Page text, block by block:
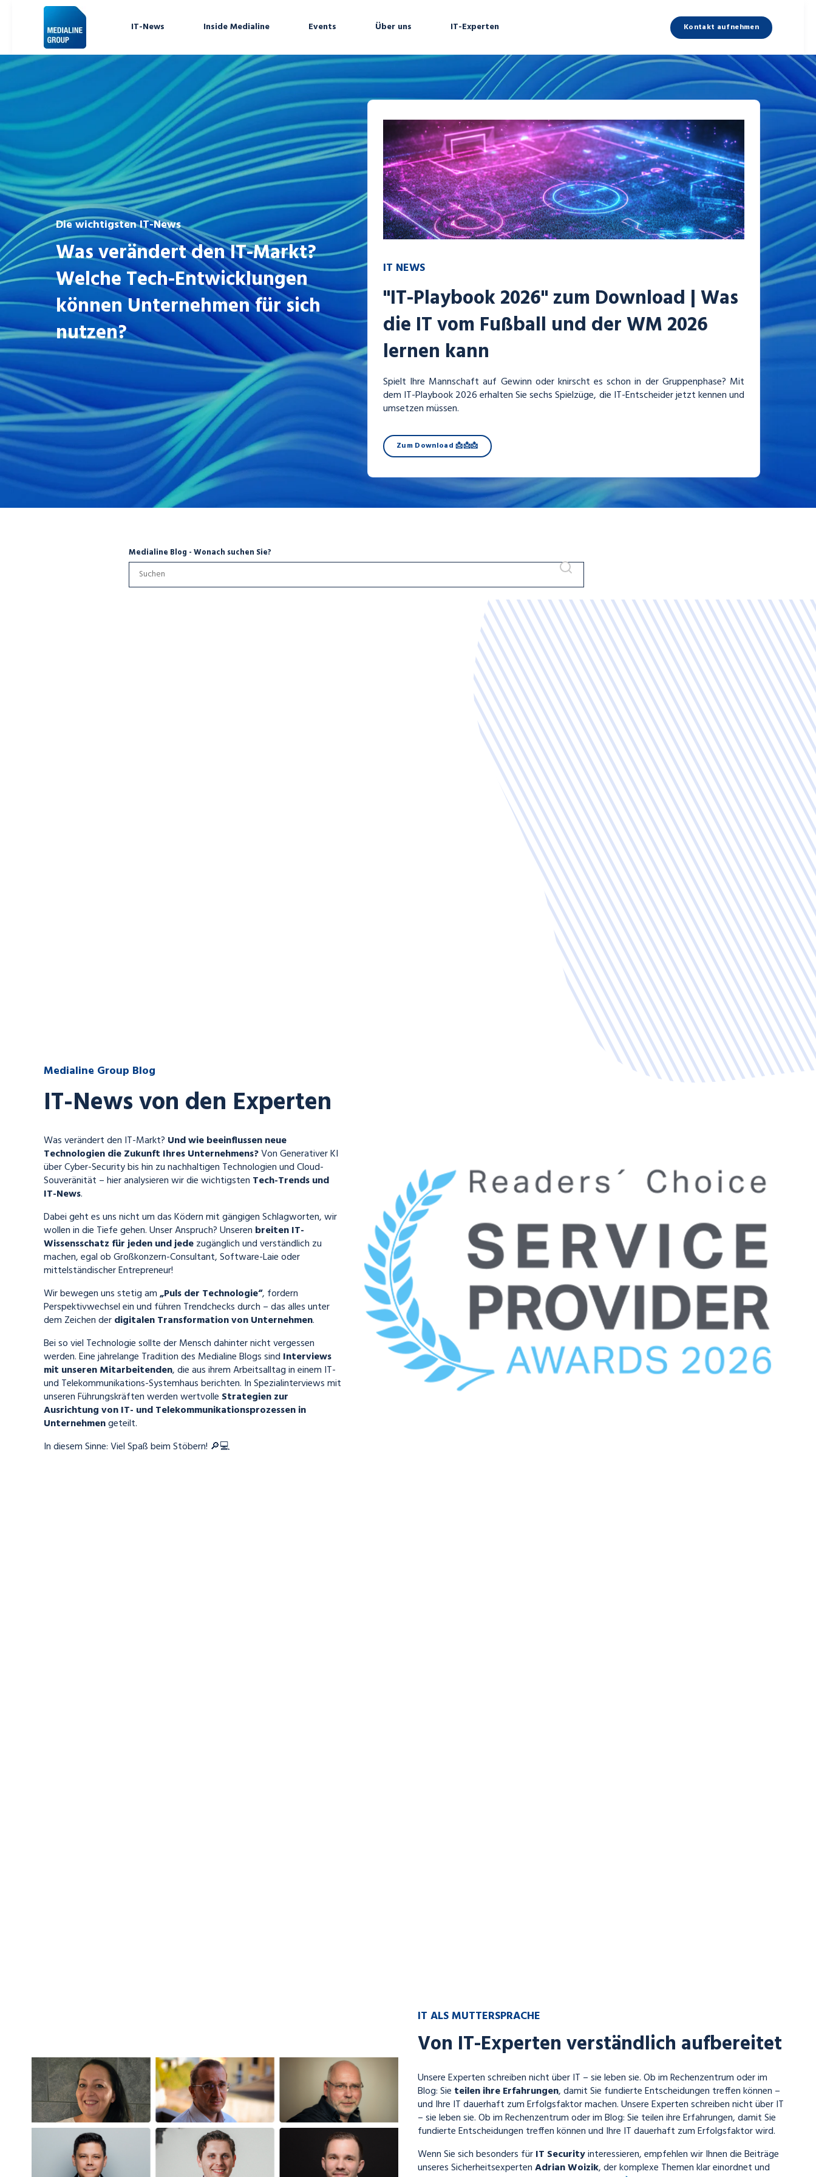
IT-News Inside Medialine Events Über uns IT-Experten Kontakt aufnehmen
Die wichtigsten IT-News
Was verändert den IT-Markt?
Welche Tech-Entwicklungen
können Unternehmen für sich
nutzen?
IT NEWS
"IT-Playbook 2026" zum Download | Was
die IT vom Fußball und der WM 2026
lernen kann
Spielt Ihre Mannschaft auf Gewinn oder knirscht es schon in der Gruppenphase? Mit
dem IT-Playbook 2026 erhalten Sie sechs Spielzüge, die IT-Entscheider jetzt kennen und
umsetzen müssen.
Zum Download 📩📩📩
Medialine Blog - Wonach suchen Sie?
Medialine Group Blog
IT-News von den Experten
Was verändert den IT-Markt? Und wie beeinflussen neue
Technologien die Zukunft Ihres Unternehmens?Von Generativer KI
über Cyber-Security bis hin zu nachhaltigen Technologien und Cloud-
Souveränität – hier analysieren wir die wichtigsten Tech-Trends und
IT-News.
Dabei geht es uns nicht um das Ködern mit gängigen Schlagworten, wir
wollen in die Tiefe gehen. Unser Anspruch? Unseren breiten IT-
Wissensschatz für jeden und jedezugänglich und verständlich zu
machen, egal ob Großkonzern-Consultant, Software-Laie oder
mittelständischer Entrepreneur!
Wir bewegen uns stetig am„Puls der Technologie“, fordern
Perspektivwechsel ein und führen Trendchecks durch – das alles unter
dem Zeichen derdigitalen Transformation von Unternehmen.
Bei so viel Technologie sollte der Mensch dahinter nicht vergessen
werden. Eine jahrelange Tradition des Medialine Blogs sind Interviews
mit unseren Mitarbeitenden, die aus ihrem Arbeitsalltag in einem IT-
und Telekommunikations-Systemhaus berichten. In Spezialinterviews mit
unseren Führungskräften werdenwertvolle Strategien zur
Ausrichtung von IT- und Telekommunikationsprozessen in
Unternehmengeteilt.
In diesem Sinne: Viel Spaß beim Stöbern! 🔎💻
IT ALS MUTTERSPRACHE
Von IT-Experten verständlich aufbereitet
Unsere Experten schreiben nicht über IT – sie leben sie. Ob im Rechenzentrum oder im
Blog: Sie teilen ihre Erfahrungen, damit Sie fundierte Entscheidungen treffen können –
und Ihre IT dauerhaft zum Erfolgsfaktor machen. Unsere Experten schreiben nicht über IT
– sie leben sie. Ob im Rechenzentrum oder im Blog: Sie teilen ihre Erfahrungen, damit Sie
fundierte Entscheidungen treffen können und Ihre IT dauerhaft zum Erfolgsfaktor wird.
Wenn Sie sich besonders fürIT Securityinteressieren, empfehlen wir Ihnen die Beiträge
unseres SicherheitsexpertenAdrian Woizik, der komplexe Themen klar einordnet und